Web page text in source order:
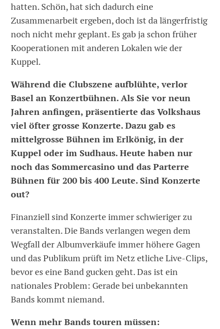
hatten. Schön, hat sich dadurch eine
Zusammenarbeit ergeben, doch ist da längerfristig
noch nicht mehr geplant. Es gab ja schon früher
Kooperationen mit anderen Lokalen wie der
Kuppel.
Während die Clubszene aufblühte, verlor
Basel an Konzertbühnen. Als Sie vor neun
Jahren anfingen, präsentierte das Volkshaus
viel öfter grosse Konzerte. Dazu gab es
mittelgrosse Bühnen im Erlkönig, in der
Kuppel oder im Sudhaus. Heute haben nur
noch das Sommercasino und das Parterre
Bühnen für 200 bis 400 Leute. Sind Konzerte
out?
Finanziell sind Konzerte immer schwieriger zu
veranstalten. Die Bands verlangen wegen dem
Wegfall der Albumverkäufe immer höhere Gagen
und das Publikum prüft im Netz etliche Live-Clips,
bevor es eine Band gucken geht. Das ist ein
nationales Problem: Gerade bei unbekannten
Bands kommt niemand.
Wenn mehr Bands touren müssen: